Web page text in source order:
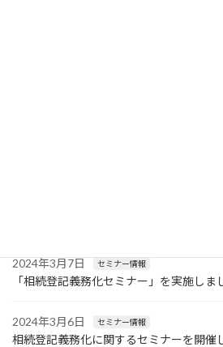
2024年3月7日 セミナー情報
「相続登記義務化セミナー」を実施しま
2024年3月6日 セミナー情報
相続登記義務化に関するセミナーを開催